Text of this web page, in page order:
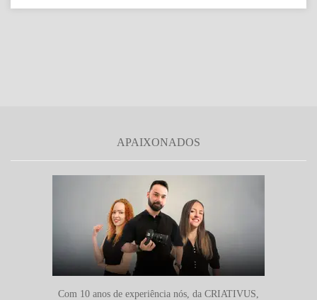
APAIXONADOS
Com 10 anos de experiência nós, da CRIATIVUS,